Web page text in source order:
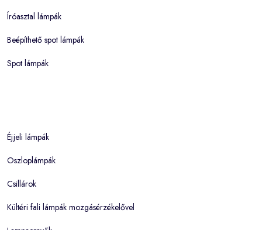
Íróasztal lámpák
Beépíthető spot lámpák
Spot lámpák
Éjjeli lámpák
Oszloplámpák
Csillárok
Kültéri fali lámpák mozgásérzékelővel